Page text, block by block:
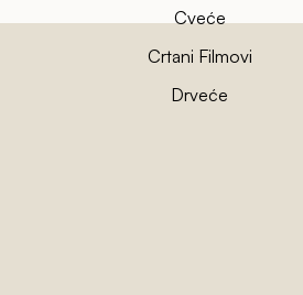
Cveće
Crtani Filmovi
Drveće